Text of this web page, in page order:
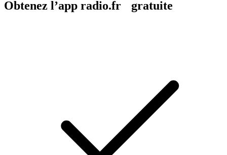
Obtenez l’app radio.fr gratuite